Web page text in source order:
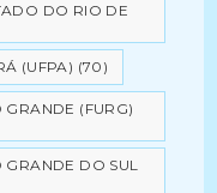
DO RIO DE
(UFPA) (70)
(FURG)
GRANDE DO SUL